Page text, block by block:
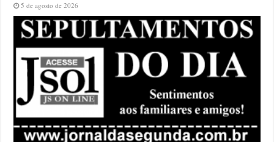
5 de agosto de 2026